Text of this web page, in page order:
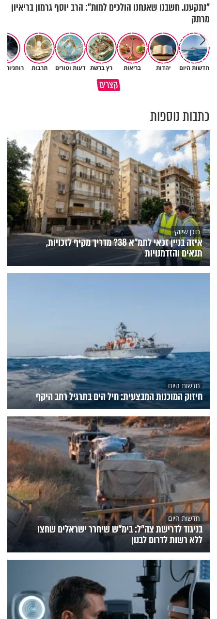
"נתקענו. חשבנו שאנחנו הולכים למות": הרב יוסף גרמון בריאיון
מרתק
חדשות היום יהדות בריאות רץ ברשת דעות וטורים תרבות רוחניות
קצרים
מתחילים לעבוד לקראת ראש
הרגעים הקשים ביותר בחיים
כתבות נוספות
תוכן שיווקי
איזה בניין זכאי לתמ"א 38? מדריך מקיף לזכויות,
תנאים והזדמנויות
חדשות היום
חיזוק המוכנות המבצעית: חיל הים בתרגיל רחב היקף
חדשות היום
בניגוד לדרישת צה"ל: בימ"ש שיחרר ישראלים שחצו
ללא רשות לדרום לבנון